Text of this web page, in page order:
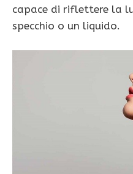
capace di riflettere la
specchio o un liquido.